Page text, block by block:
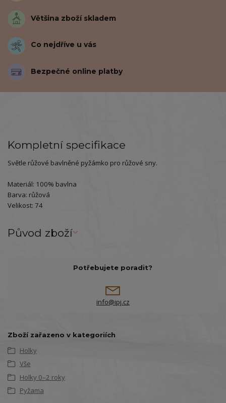
Většina zboží skladem
Co nejdříve u vás
Bezpečné online platby
Kompletní specifikace
Světle růžové bavlněné pyžámko pro růžové sny.
Materiál: 100% bavlna
Barva: růžová
Velikost: 74
Původ zboží
Potřebujete poradit?
info@ipj.cz
Zboží zařazeno v kategoriích
Holky
Vše
Holky 0–2 roky
Pyžama